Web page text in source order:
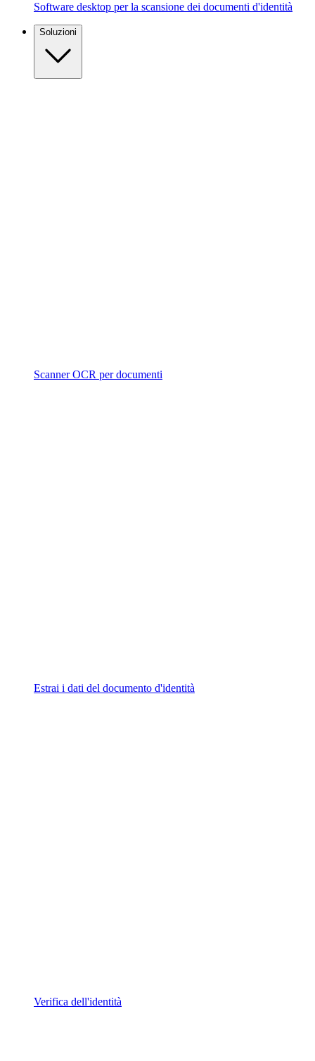
Software desktop per la scansione dei documenti d'identità
Soluzioni
Scanner OCR per documenti
Estrai i dati del documento d'identità
Verifica dell'identità